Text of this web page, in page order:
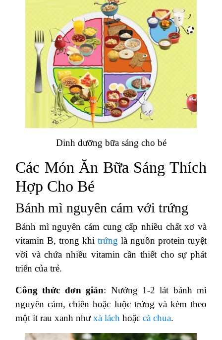
Dinh dưỡng bữa sáng cho bé
Các Món Ăn Bữa Sáng Thích
Hợp Cho Bé
Bánh mì nguyên cám với trứng
Bánh mì nguyên cám cung cấp nhiều chất xơ và
vitamin B, trong khi trứng là nguồn protein tuyệt
vời và chứa nhiều vitamin cần thiết cho sự phát
triển của trẻ.
Công thức đơn giản: Nướng 1-2 lát bánh mì
nguyên cám, chiên hoặc luộc trứng và kèm theo
một ít rau xanh nhưxà lách hoặc cà chua.